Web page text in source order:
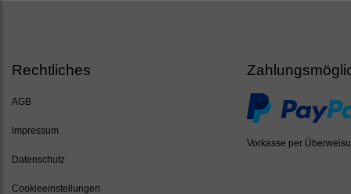
Rechtliches
AGB
Impressum
Datenschutz
Cookieeinstellungen
Vorkasse per